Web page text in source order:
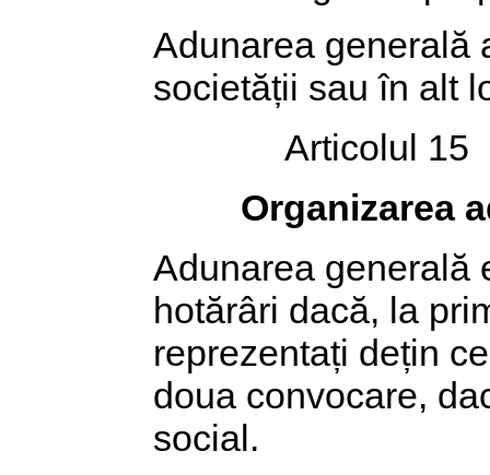
Adunarea generală
societății sau în alt
Articolul 15
Organizarea
Adunarea generală
hotărâri dacă, la
reprezentați dețin
doua convocare,
social.